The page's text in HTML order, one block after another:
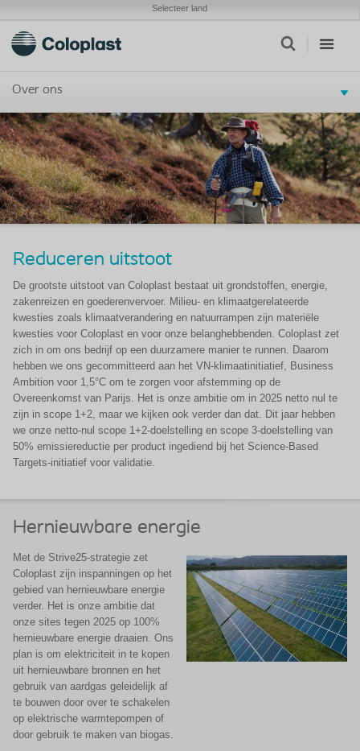
Selecteer land
Over ons
Reduceren uitstoot
De grootste uitstoot van Coloplast bestaat uit grondstoffen, energie,
zakenreizen en goederenvervoer. Milieu- en klimaatgerelateerde
kwesties zoals klimaatverandering en natuurrampen zijn materiële
kwesties voor Coloplast en voor onze belanghebbenden. Coloplast zet
zich in om ons bedrijf op een duurzamere manier te runnen. Daarom
hebben we ons gecommitteerd aan het VN-klimaatinitiatief, Business
Ambition voor 1,5°C om te zorgen voor afstemming op de
Overeenkomst van Parijs. Het is onze ambitie om in 2025 netto nul te
zijn in scope 1+2, maar we kijken ook verder dan dat. Dit jaar hebben
we onze netto-nul scope 1+2-doelstelling en scope 3-doelstelling van
50% emissiereductie per product ingediend bij het Science-Based
Targets-initiatief voor validatie.
Hernieuwbare energie
Met de Strive25-strategie zet
Coloplast zijn inspanningen op het
gebied van hernieuwbare energie
verder. Het is onze ambitie dat
onze sites tegen 2025 op 100%
hernieuwbare energie draaien. Ons
plan is om elektriciteit in te kopen
uit hernieuwbare bronnen en het
gebruik van aardgas geleidelijk af
te bouwen door over te schakelen
op elektrische warmtepompen of
door gebruik te maken van biogas.